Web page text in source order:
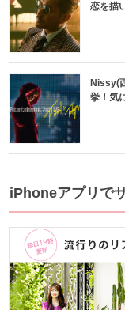
恋を描
Nissy(
挙！気
iPhoneアプリで